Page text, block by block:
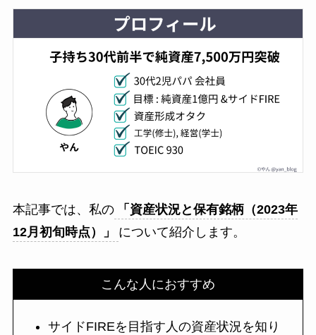
本記事では、私の 「資産状況と保有銘柄（2023年
12月初旬時点）」 について紹介します。
こんな人におすすめ
サイドFIREを目指す人の資産状況を知り